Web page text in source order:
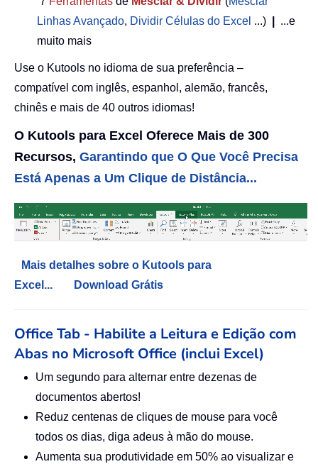
Linhas Avançado, Dividir Células do Excel ...)
...e
muito mais
Use o Kutools no idioma de sua preferência –
compatível com inglês, espanhol, alemão, francês,
chinês e mais de 40 outros idiomas!
O Kutools para Excel Oferece Mais de 300
Recursos, Garantindo que O Que Você Precisa
Está Apenas a Um Clique de Distância...
Mais detalhes sobre o Kutools para
Excel...
Download Grátis
Office Tab - Habilite a Leitura e Edição com
Abas no Microsoft Office (inclui Excel)
Um segundo para alternar entre dezenas de
documentos abertos!
Reduz centenas de cliques de mouse para você
todos os dias, diga adeus à mão do mouse.
Aumenta sua produtividade em 50% ao visualizar e